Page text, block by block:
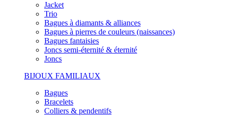
Jacket
Trio
Bagues à diamants & alliances
Bagues à pierres de couleurs (naissances)
Bagues fantaisies
Joncs semi-éternité & éternité
Joncs
BIJOUX FAMILIAUX
Bagues
Bracelets
Colliers & pendentifs